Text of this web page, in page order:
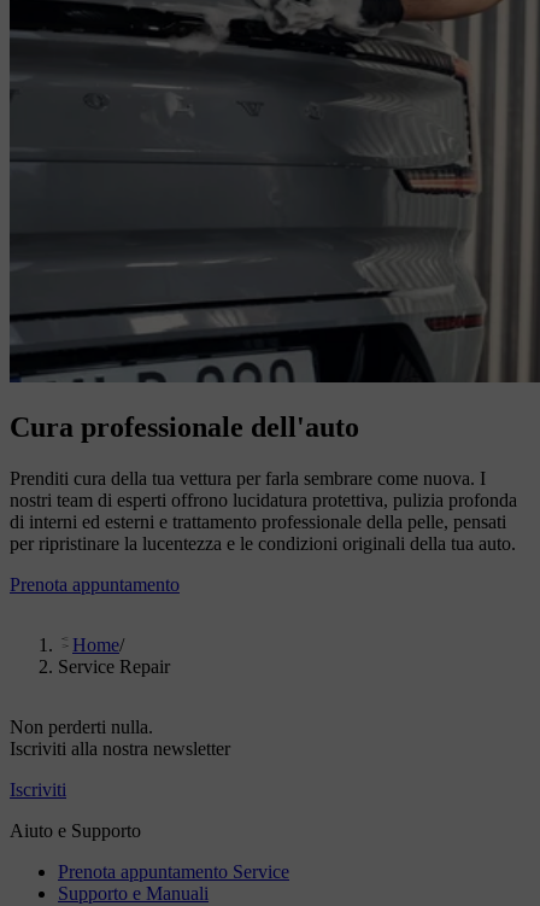
Cura professionale dell'auto
Prenditi cura della tua vettura per farla sembrare come nuova. I
nostri team di esperti offrono lucidatura protettiva, pulizia profonda
di interni ed esterni e trattamento professionale della pelle, pensati
per ripristinare la lucentezza e le condizioni originali della tua auto.
Prenota appuntamento
Home/
Service Repair